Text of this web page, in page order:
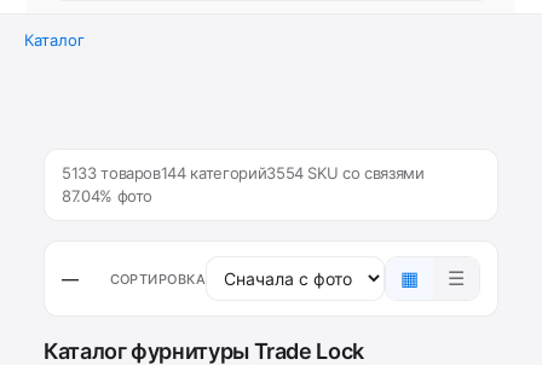
Каталог
5133 товаров144 категорий3554 SKU со связями
87.04% фото
— СОРТИРОВКА ▦ ☰
Каталог фурнитуры Trade Lock